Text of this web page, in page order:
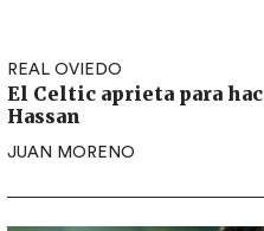
REAL OVIEDO
El Celtic aprieta para
Hassan
JUAN MORENO